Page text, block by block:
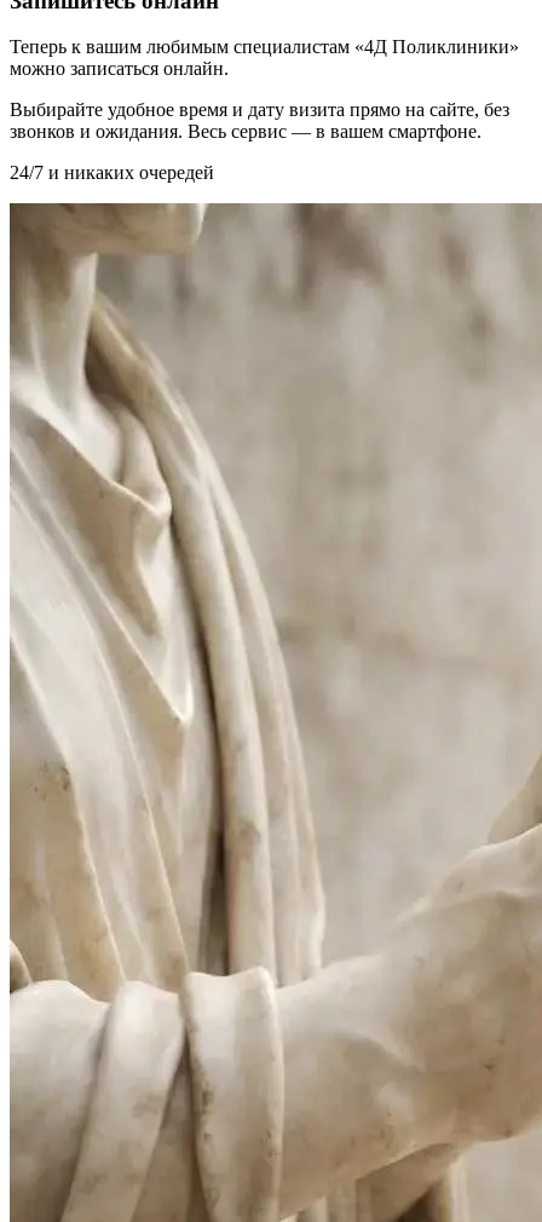
Теперь к вашим любимым специалистам «4Д Поликлиники»
можно записаться онлайн.
Выбирайте удобное время и дату визита прямо на сайте, без
звонков и ожидания. Весь сервис — в вашем смартфоне.
24/7 и никаких очередей